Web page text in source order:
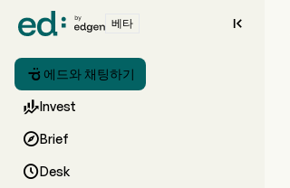
베타 
 에드와 채팅하기
Invest
Brief
Desk